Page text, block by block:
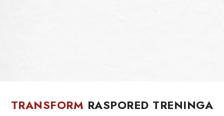
TRANSFORM RASPORED TRENINGA